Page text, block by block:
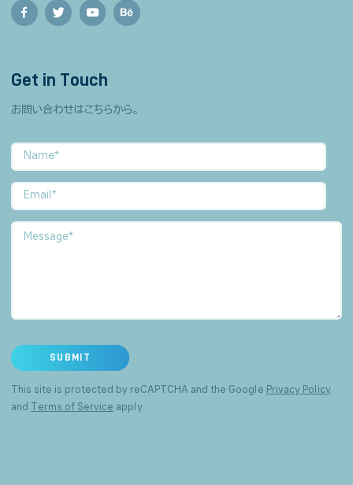
Get in Touch
お問い合わせはこちらから。
This site is protected by reCAPTCHA and the Google Privacy Policy
and
Terms of Service apply.